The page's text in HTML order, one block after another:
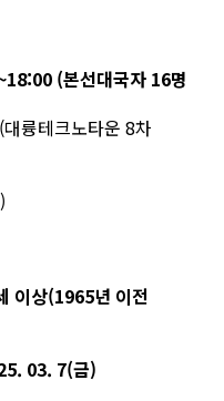
(본선대국자 16명
륭테크노타운 8차
이상(1965년 이전
03. 7(금)